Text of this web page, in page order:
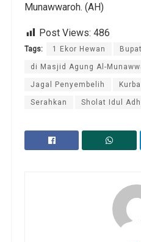
Munawwaroh. (AH)
Post Views: 486
Tags: 1 Ekor Hewan
di Masjid Agung Al-
Jagal Penyembelih
Serahkan Sholat Idul